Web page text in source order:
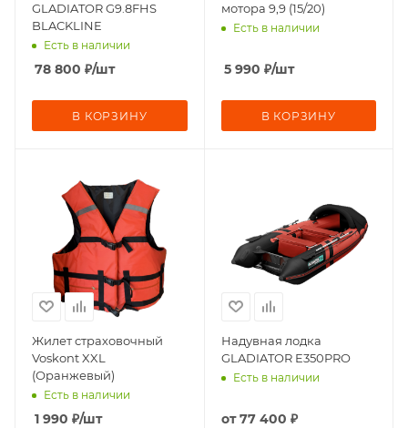
GLADIATOR G9.8FHS
BLACKLINE
Есть в наличии
78 800 ₽/шт
В КОРЗИНУ
мотора 9,9 (15/20)
Есть в наличии
5 990 ₽/шт
В КОРЗИНУ
Жилет страховочный
Voskont XXL
(Оранжевый)
Есть в наличии
1 990 ₽/шт
Надувная лодка
GLADIATOR E350PRO
Есть в наличии
от77 400 ₽